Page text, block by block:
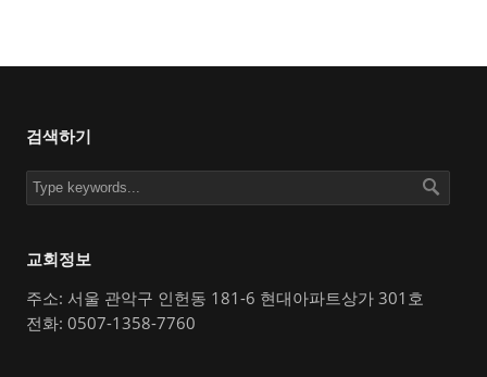
검색하기
교회정보
주소: 서울 관악구 인헌동 181-6 현대아파트상가 301호
전화: 0507-1358-7760